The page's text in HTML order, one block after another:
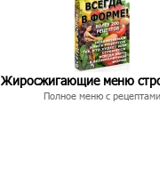
Жиросжигающие меню
Полное меню с рецептами